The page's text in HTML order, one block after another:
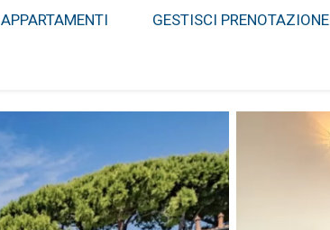
APPARTAMENTI GESTISCI PRENOTAZIONE